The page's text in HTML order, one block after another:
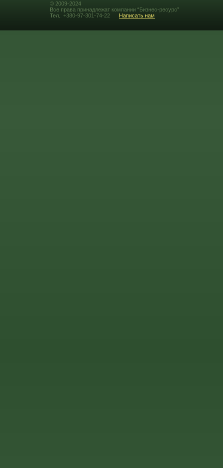
© 2009-2024
Все права принадлежат компании “Бизнес-ресурс”
Тел.: +380-97-301-74-22
Написать нам